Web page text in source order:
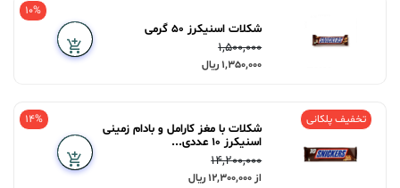
10%
شکلات اسنیکرز 50 گرمی
1,500,000
1,350,000 ریال
تخفیف پلکانی 14%
شکلات با مغز کارامل و بادام زمینی
اسنیکرز 10 عددی...
14,200,000
از 12,300,000 ریال